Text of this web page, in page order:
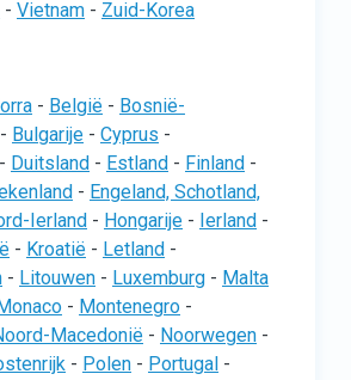
- Vietnam - Zuid-Korea
- België - Bosnië-
- Bulgarije - Cyprus -
- Duitsland - Estland - Finland -
- Engeland, Schotland,
Ierland - Hongarije - Ierland -
- Kroatië - Letland -
- Litouwen - Luxemburg - Malta
Monaco - Montenegro -
Macedonië - Noorwegen -
- Polen - Portugal -